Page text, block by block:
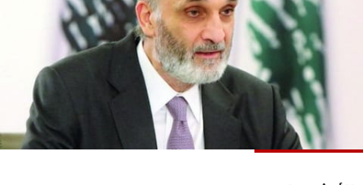
كأس العالم
البرامج
جدول البرامج
شاهد البرامج
الترددات